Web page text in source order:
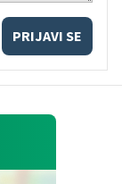
PRIJAVI SE